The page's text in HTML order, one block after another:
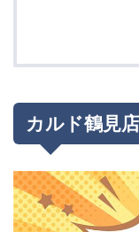
カルド鶴見